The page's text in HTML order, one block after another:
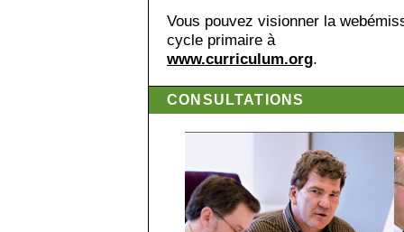
Vous pouvez visionner la
cycle primaire à
www.curriculum.org.
CONSULTATIONS